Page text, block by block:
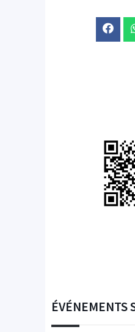
ÉVÉNEMENTS